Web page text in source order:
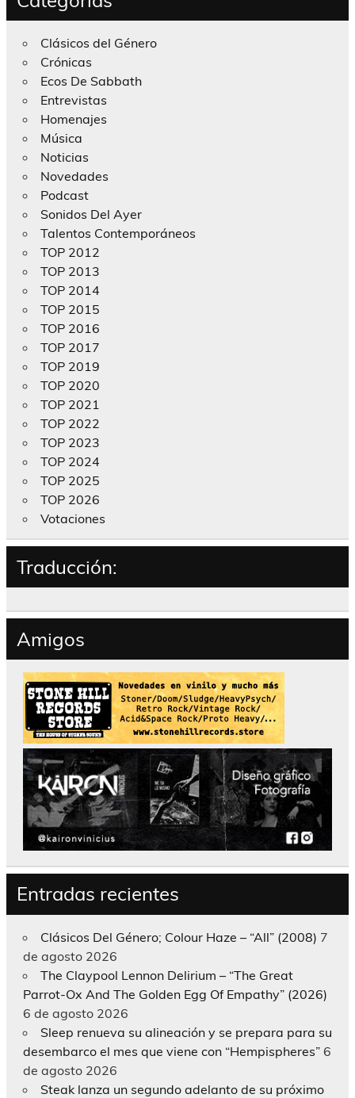
Clásicos del Género
Crónicas
Ecos De Sabbath
Entrevistas
Homenajes
Música
Noticias
Novedades
Podcast
Sonidos Del Ayer
Talentos Contemporáneos
TOP 2012
TOP 2013
TOP 2014
TOP 2015
TOP 2016
TOP 2017
TOP 2019
TOP 2020
TOP 2021
TOP 2022
TOP 2023
TOP 2024
TOP 2025
TOP 2026
Votaciones
Traducción:
Amigos
Entradas recientes
Clásicos Del Género; Colour Haze – “All” (2008) 7
de agosto 2026
The Claypool Lennon Delirium – “The Great
Parrot-Ox And The Golden Egg Of Empathy” (2026)
6 de agosto 2026
Sleep renueva su alineación y se prepara para su
desembarco el mes que viene con “Hempispheres” 6
de agosto 2026
Steak lanza un segundo adelanto de su próximo